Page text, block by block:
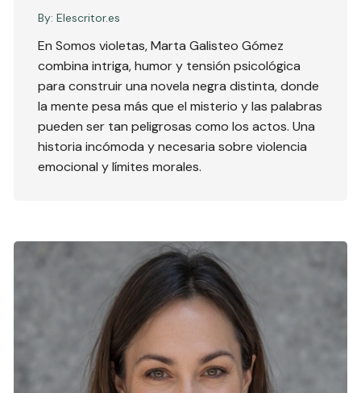
By: Elescritor.es
En Somos violetas, Marta Galisteo Gómez
combina intriga, humor y tensión psicológica
para construir una novela negra distinta, donde
la mente pesa más que el misterio y las palabras
pueden ser tan peligrosas como los actos. Una
historia incómoda y necesaria sobre violencia
emocional y límites morales.